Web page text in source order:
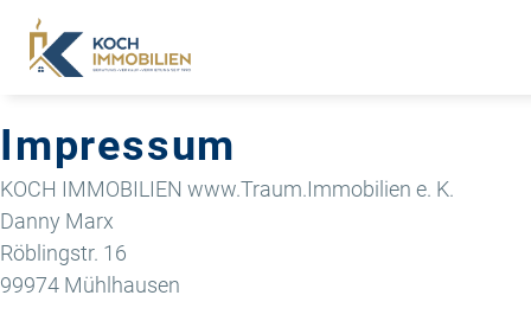
Impressum
KOCH IMMOBILIEN www.Traum.Immobilien e. K.
Danny Marx
Röblingstr. 16
99974 Mühlhausen